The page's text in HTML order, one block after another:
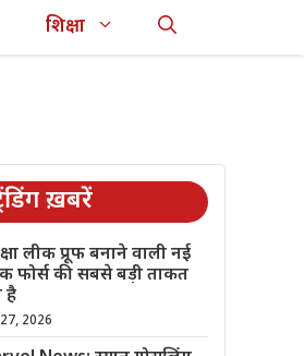
शिक्षा
ख़बरें
लीक प्रूफ बनाने वाली नई
फोर्स की सबसे बड़ी ताकत
है
2026